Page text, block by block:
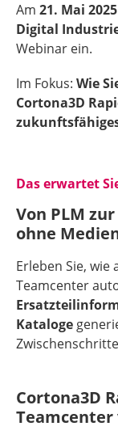
Am 21. Mai
Digital
Webinar ein.
Im Fokus: Wie
Cortona3D
Das erwartet
Von PLM
ohne
Erleben Sie,
Teamcenter
Kataloge
Cortona3D